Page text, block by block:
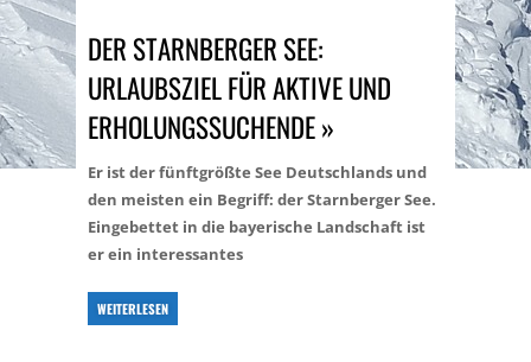
DER STARNBERGER SEE:
URLAUBSZIEL FÜR AKTIVE UND
ERHOLUNGSSUCHENDE »
Er ist der fünftgrößte See Deutschlands und
den meisten ein Begriff: der Starnberger See.
Eingebettet in die bayerische Landschaft ist
er ein interessantes
WEITERLESEN